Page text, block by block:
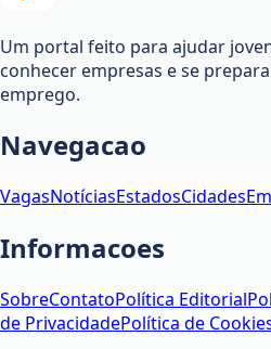
Um portal feito para ajudar
conhecer empresas e se
emprego.
Navegacao
VagasNotíciasEstadosCidades
Informacoes
SobreContatoPolítica Editorial
de PrivacidadePolítica de